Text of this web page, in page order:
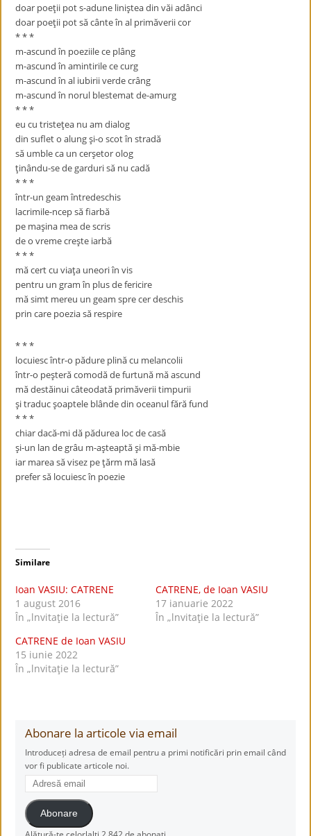
doar poeţii pot s-adune liniştea din văi adânci
doar poeţii pot să cânte în al primăverii cor
* * *
m-ascund în poeziile ce plâng
m-ascund în amintirile ce curg
m-ascund în al iubirii verde crâng
m-ascund în norul blestemat de-amurg
* * *
eu cu tristeţea nu am dialog
din suflet o alung şi-o scot în stradă
să umble ca un cerşetor olog
ţinându-se de garduri să nu cadă
* * *
într-un geam întredeschis
lacrimile-ncep să fiarbă
pe maşina mea de scris
de o vreme creşte iarbă
* * *
mă cert cu viaţa uneori în vis
pentru un gram în plus de fericire
mă simt mereu un geam spre cer deschis
prin care poezia să respire
* * *
locuiesc într-o pădure plină cu melancolii
într-o peşteră comodă de furtună mă ascund
mă destăinui câteodată primăverii timpurii
şi traduc şoaptele blânde din oceanul fără fund
* * *
chiar dacă-mi dă pădurea loc de casă
şi-un lan de grâu m-aşteaptă şi mă-mbie
iar marea să visez pe ţărm mă lasă
prefer să locuiesc în poezie
Similare
Ioan VASIU: CATRENE
1 august 2016
În „lnvitaţie la lectură”
CATRENE, de Ioan VASIU
17 ianuarie 2022
În „lnvitaţie la lectură”
CATRENE de Ioan VASIU
15 iunie 2022
În „lnvitaţie la lectură”
Abonare la articole via email
Introduceți adresa de email pentru a primi notificări prin email când
vor fi publicate articole noi.
Adresă
email
Abonare